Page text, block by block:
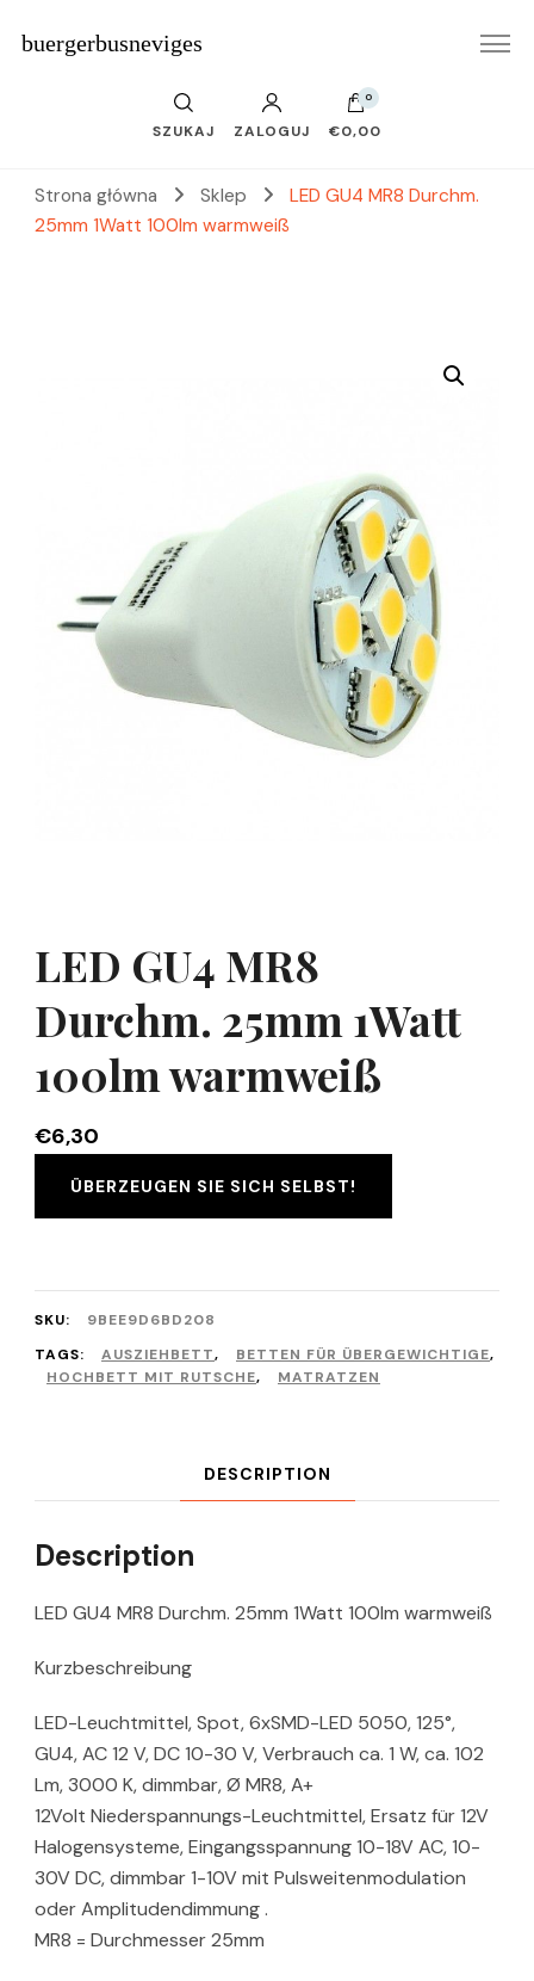
buergerbusneviges
SZUKAJ ZALOGUJ
0
€0,00
Strona główna Sklep
LED GU4 MR8 Durchm.
25mm 1Watt 100lm warmweiß
LED GU4 MR8
Durchm. 25mm 1Watt
100lm warmweiß
€6,30
ÜBERZEUGEN SIE SICH SELBST!
SKU:
9BEE9D6BD208
TAGS:
AUSZIEHBETT, BETTEN FÜR ÜBERGEWICHTIGE,
HOCHBETT MIT RUTSCHE, MATRATZEN
DESCRIPTION
Description
LED GU4 MR8 Durchm. 25mm 1Watt 100lm warmweiß
Kurzbeschreibung
LED-Leuchtmittel, Spot, 6xSMD-LED 5050, 125°,
GU4, AC 12 V, DC 10-30 V, Verbrauch ca. 1 W, ca. 102
Lm, 3000 K, dimmbar, Ø MR8, A+
12Volt Niederspannungs-Leuchtmittel, Ersatz für 12V
Halogensysteme, Eingangsspannung 10-18V AC, 10-
30V DC, dimmbar 1-10V mit Pulsweitenmodulation
oder Amplitudendimmung .
MR8 = Durchmesser 25mm